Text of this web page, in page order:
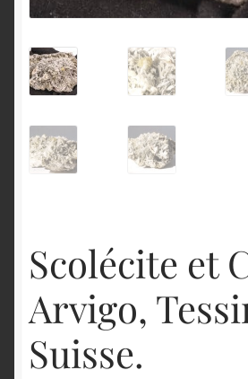
Scolécite et
Arvigo,
Suisse.